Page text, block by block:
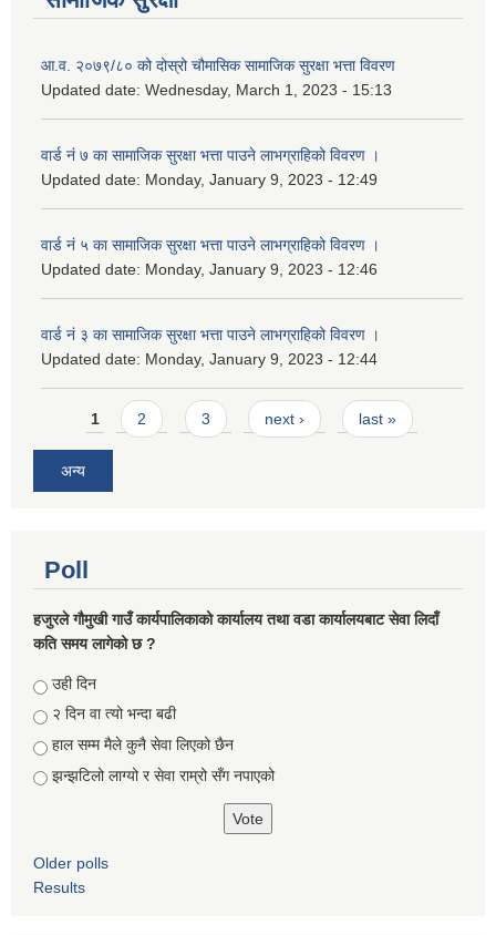
आ.व. २०७९/८० को दोस्रो चौमासिक सामाजिक सुरक्षा भत्ता विवरण
Updated date: Wednesday, March 1, 2023 - 15:13
वार्ड नं ७ का सामाजिक सुरक्षा भत्ता पाउने लाभग्राहिको विवरण ।
Updated date: Monday, January 9, 2023 - 12:49
वार्ड नं ५ का सामाजिक सुरक्षा भत्ता पाउने लाभग्राहिको विवरण ।
Updated date: Monday, January 9, 2023 - 12:46
वार्ड नं ३ का सामाजिक सुरक्षा भत्ता पाउने लाभग्राहिको विवरण ।
Updated date: Monday, January 9, 2023 - 12:44
Pages
1 2 3 next › last »
अन्य
Poll
हजुरले गौमुखी गाउँ कार्यपालिकाको कार्यालय तथा वडा कार्यालयबाट सेवा लिदाँ
कति समय लागेको छ ?
Choices
उही दिन
२ दिन वा त्यो भन्दा बढी
हाल सम्म मैले कुनै सेवा लिएको छैन
झन्झटिलो लाग्यो र सेवा राम्रो सँग नपाएको
Older polls
Results